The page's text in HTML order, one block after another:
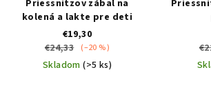
Priessnitzov zábal na
kolená a lakte pre deti
€19,30
€24,33 (–20 %)
Skladom(>5 ks)